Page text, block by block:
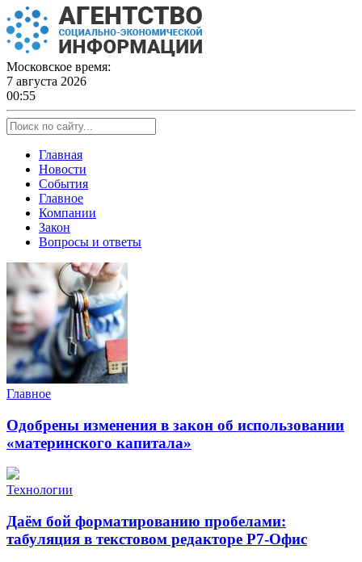
Skip
to
content
Московское время:
7 августа 2026
00:55
Главная
Новости
События
Главное
Компании
Закон
Вопросы и ответы
Главное
Одобрены изменения в закон об использовании
«материнского капитала»
Технологии
Даём бой форматированию пробелами:
табуляция в текстовом редакторе Р7-Офис